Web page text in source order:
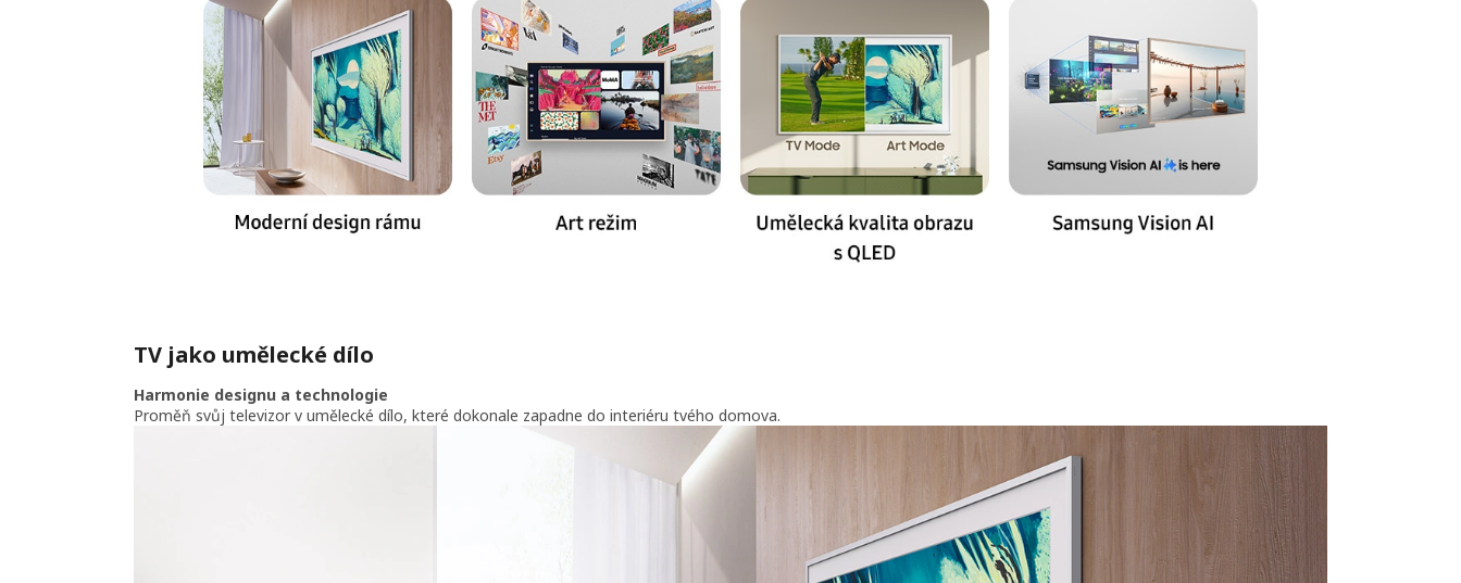
TV jako umělecké dílo
Harmonie designu a technologie
Proměň svůj televizor v umělecké dílo, které dokonale zapadne do interiéru tvého domova.